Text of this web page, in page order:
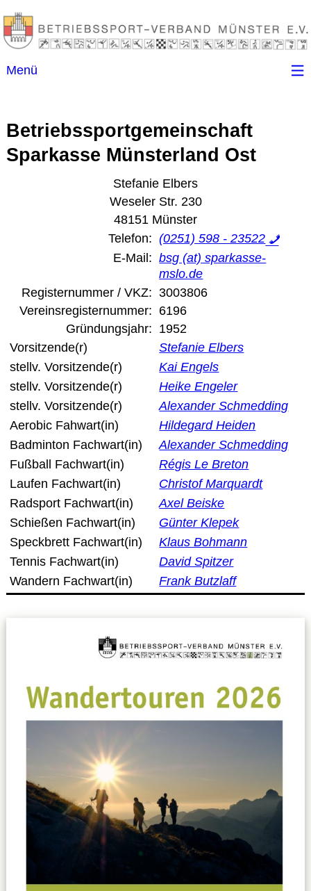
Menü
Kontakt
Ansprechpartner
Anschriftenverzeichnis
Impressum
Datenschutzerklärung
Sportarten
Spielpläne / Ergebnisse / Tabellen
Betriebssport
übergeordnete Verbände
12 Gründe
Chronik
Anmeldung zum Erste-Hilfe-Kurs
Downloads
Kalender
Site Map
Betriebssportgemeinschaft
Sparkasse Münsterland Ost
Stefanie Elbers
Weseler Str. 230
48151 Münster
Telefon: (0251) 598 - 23522
E-Mail: bsg (at) sparkasse-
mslo.de
Registernummer / VKZ: 3003806
Vereinsregisternummer: 6196
Gründungsjahr: 1952
Vorsitzende(r)
Stefanie Elbers
stellv. Vorsitzende(r)
Kai Engels
stellv. Vorsitzende(r)
Heike Engeler
stellv. Vorsitzende(r)
Alexander Schmedding
Aerobic Fahwart(in)
Hildegard Heiden
Badminton Fachwart(in)
Alexander Schmedding
Fußball Fachwart(in)
Régis Le Breton
Laufen Fachwart(in)
Christof Marquardt
Radsport Fachwart(in)
Axel Beiske
Schießen Fachwart(in)
Günter Klepek
Speckbrett Fachwart(in)
Klaus Bohmann
Tennis Fachwart(in)
David Spitzer
Wandern Fachwart(in)
Frank Butzlaff